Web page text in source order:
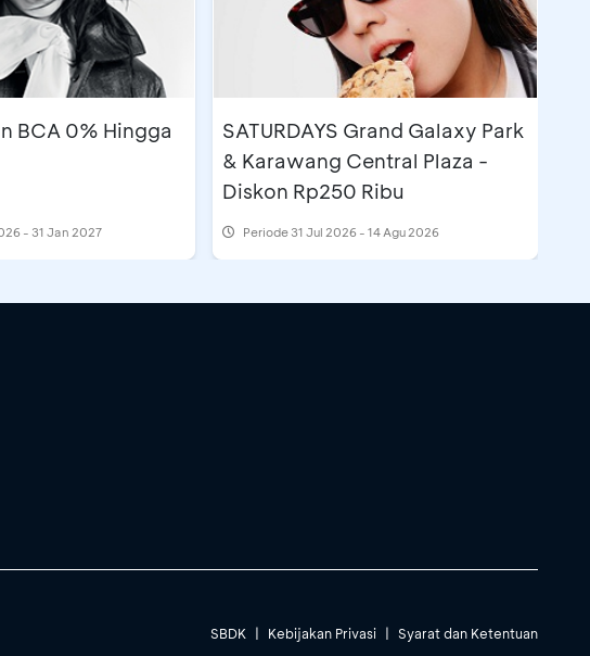
BCA 0% Hingga
- 31 Jan 2027
SATURDAYS Grand Galaxy Park
& Karawang Central Plaza -
Diskon Rp250 Ribu
Periode 31 Jul 2026 - 14 Agu 2026
SBDK | Kebijakan Privasi | Syarat dan Ketentuan